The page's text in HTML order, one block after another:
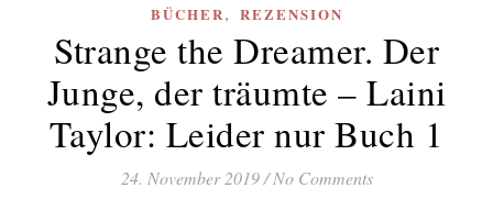
BÜCHER, REZENSION
Strange the Dreamer. Der
Junge, der träumte – Laini
Taylor: Leider nur Buch 1
24. November 2019/ No Comments